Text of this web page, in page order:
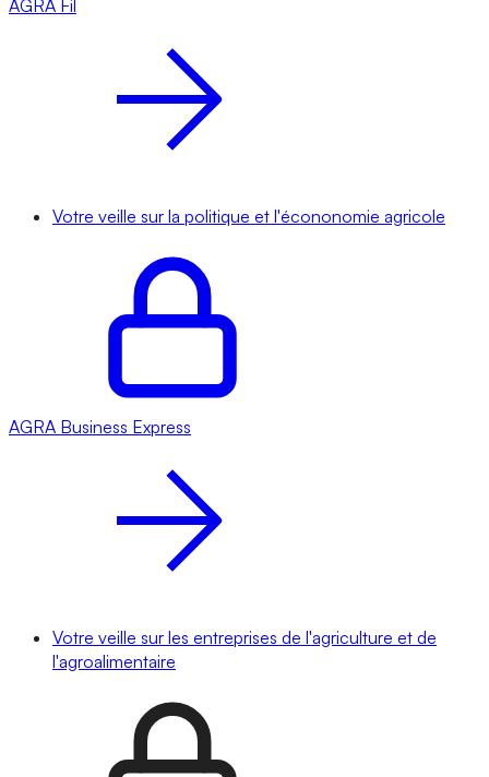
AGRA Fil
Votre veille sur la politique et l'écononomie agricole
AGRA Business Express
Votre veille sur les entreprises de l'agriculture et de
l'agroalimentaire